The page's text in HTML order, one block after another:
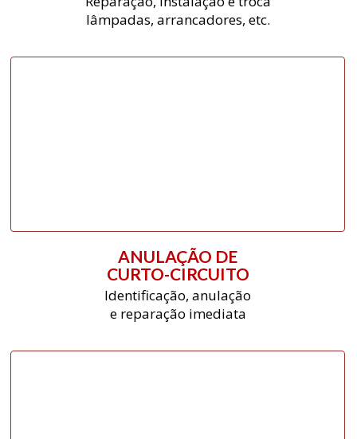
lâmpadas, arrancadores, etc.
ANULAÇÃO DE
CURTO-CIRCUITO
Identificação, anulação
e reparação imediata